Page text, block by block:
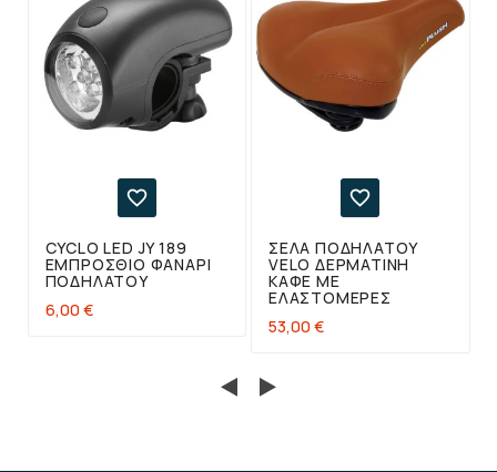

CYCLO LED JY 189
ΕΜΠΡΌΣΘΙΟ ΦΑΝΆΡΙ
ΠΟΔΗΛΆΤΟΥ
6,00 €

ΣΈΛΑ ΠΟΔΗΛΆΤΟΥ
VELO ΔΕΡΜΆΤΙΝΗ
ΚΑΦΈ ΜΕ
ΕΛΑΣΤΟΜΕΡΈΣ
53,00 €